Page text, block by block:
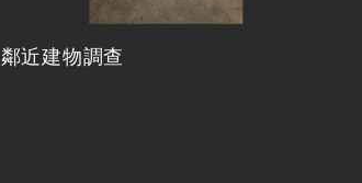
鄰近建物調查